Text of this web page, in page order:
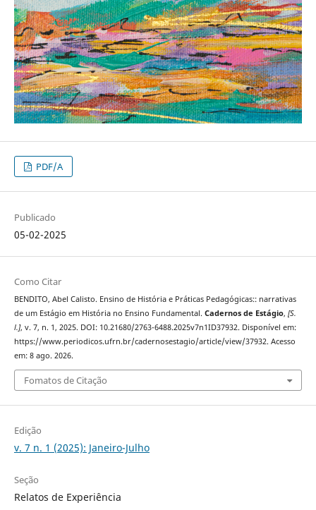
PDF/A
Publicado
05-02-2025
Como Citar
BENDITO, Abel Calisto. Ensino de História e Práticas Pedagógicas:: narrativas
de um Estágio em História no Ensino Fundamental. Cadernos de Estágio, [S.
l.], v. 7, n. 1, 2025. DOI: 10.21680/2763-6488.2025v7n1ID37932. Disponível em:
https://www.periodicos.ufrn.br/cadernosestagio/article/view/37932. Acesso
em: 8 ago. 2026.
Fomatos de Citação
Edição
v. 7 n. 1 (2025): Janeiro-Julho
Seção
Relatos de Experiência